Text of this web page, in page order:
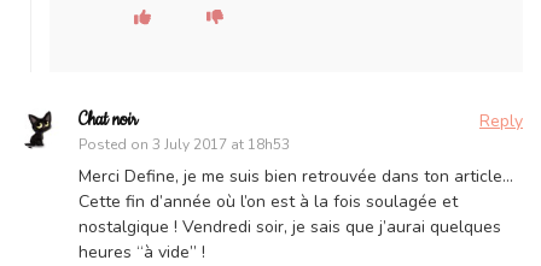
Chat noir
Posted on 3 July 2017 at 18h53
Reply
Merci Define, je me suis bien retrouvée dans ton article…
Cette fin d’année où l’on est à la fois soulagée et
nostalgique ! Vendredi soir, je sais que j’aurai quelques
heures “à vide” !